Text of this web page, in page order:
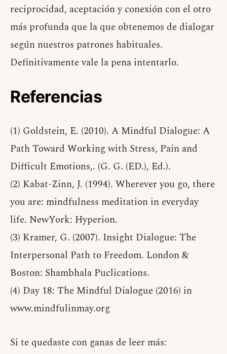
reciprocidad, aceptación y conexión con el otro
más profunda que la que obtenemos de dialogar
según nuestros patrones habituales.
Definitivamente vale la pena intentarlo.
Referencias
(1) Goldstein, E. (2010). A Mindful Dialogue: A
Path Toward Working with Stress, Pain and
Difficult Emotions,. (G. G. (ED.), Ed.).
(2) Kabat-Zinn, J. (1994). Wherever you go, there
you are: mindfulness meditation in everyday
life. NewYork: Hyperion.
(3) Kramer, G. (2007). Insight Dialogue: The
Interpersonal Path to Freedom. London &
Boston: Shambhala Puclications.
(4) Day 18: The Mindful Dialogue (2016) in
www.mindfulinmay.org
Si te quedaste con ganas de leer más: